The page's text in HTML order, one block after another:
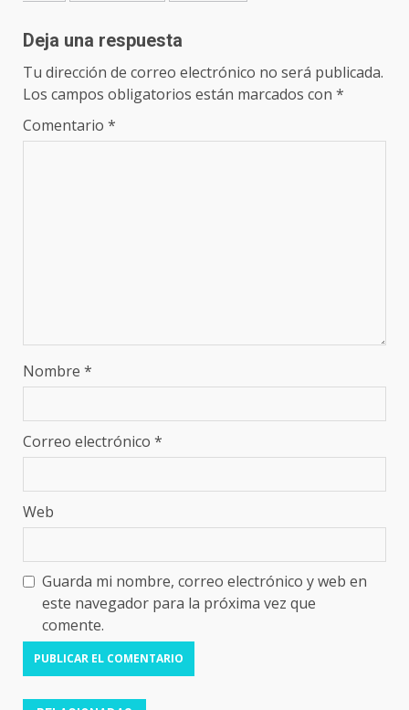
Deja una respuesta
Tu dirección de correo electrónico no será publicada.
Los campos obligatorios están marcados con *
Comentario *
Nombre *
Correo electrónico *
Web
Guarda mi nombre, correo electrónico y web en
este navegador para la próxima vez que
comente.